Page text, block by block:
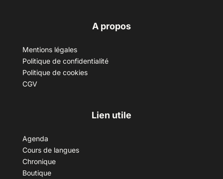
A propos
Mentions légales
Politique de confidentialité
Politique de cookies
CGV
Lien utile
Agenda
Cours de langues
Chronique
Boutique